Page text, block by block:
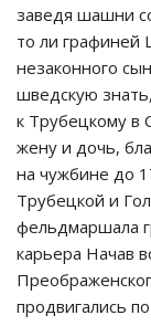
заведя шашни
то ли
незаконного
шведскую
к Трубецкому в
жену и дочь,
на чужбине до
Трубецкой и
фельдмаршала
карьера Начав
продвигались